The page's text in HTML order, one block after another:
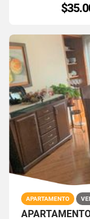
APARTAMENTO